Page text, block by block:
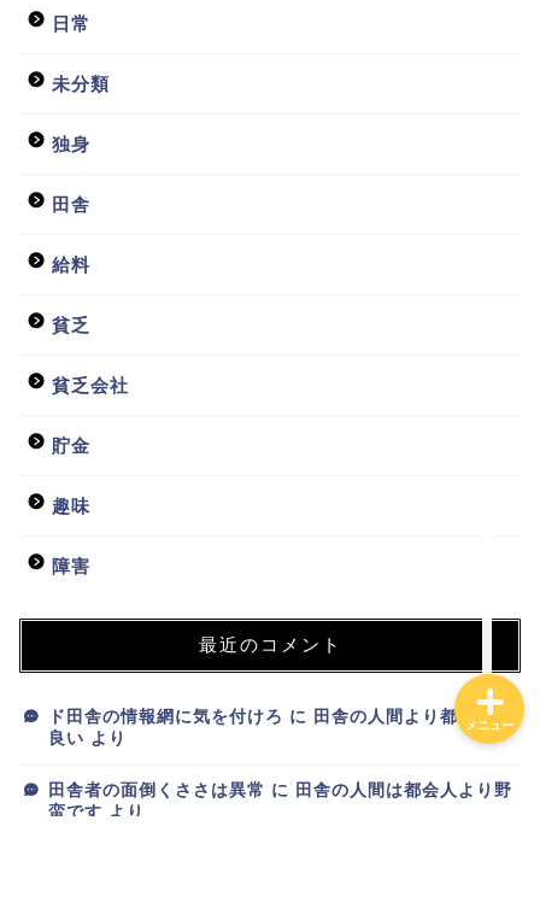
日常
未分類
独身
田舎
給料
貧乏
貧乏会社
貯金
趣味
障害
最近のコメント
ド田舎の情報網に気を付けろ に 田舎の人間より都会人が
良い より
田舎者の面倒くささは異常 に 田舎の人間は都会人より野
蛮です より
メニュー